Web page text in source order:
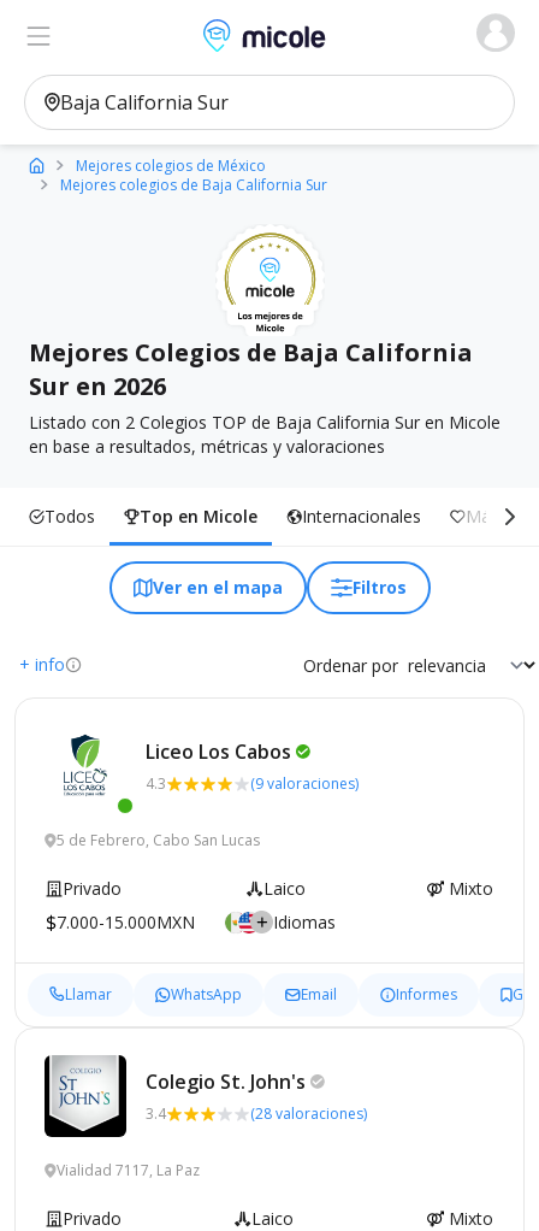
Micole, buscador de colegios
Ver en el mapa
Mejores colegios de México
Mejores colegios de Baja California Sur
Mejores Colegios de Baja California
Sur en 2026
Listado con 2 Colegios TOP de Baja California Sur en Micole
en base a resultados, métricas y valoraciones
Todos Top en Micole Internacionales Más
Ver en el mapa Filtros
+ info Ordenar por
Liceo Los Cabos
4.3 (9 valoraciones)
5 de Febrero, Cabo San Lucas
Privado Laico
Mixto
7.000-15.000MXN
Idiomas
Llamar WhatsApp Email Informes
Colegio St. John's
3.4 (28 valoraciones)
Vialidad 7117, La Paz
Privado Laico
Mixto